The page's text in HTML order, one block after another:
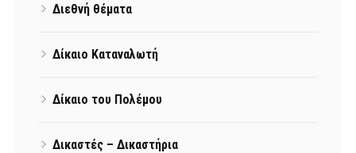
Διεθνή θέματα
Δίκαιο Καταναλωτή
Δίκαιο του Πολέμου
Δικαστές – Δικαστήρια